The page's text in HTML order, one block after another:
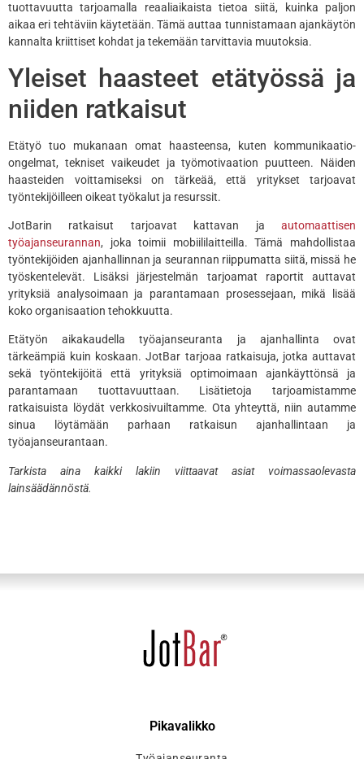
tuottavuutta tarjoamalla reaaliaikaista tietoa siitä, kuinka paljon
aikaa eri tehtäviin käytetään. Tämä auttaa tunnistamaan ajankäytön
kannalta kriittiset kohdat ja tekemään tarvittavia muutoksia.
Yleiset haasteet etätyössä ja
niiden ratkaisut
Etätyö tuo mukanaan omat haasteensa, kuten kommunikaatio-
ongelmat, tekniset vaikeudet ja työmotivaation puutteen. Näiden
haasteiden voittamiseksi on tärkeää, että yritykset tarjoavat
työntekijöilleen oikeat työkalut ja resurssit.
JotBarin ratkaisut tarjoavat kattavan ja automaattisen
työajanseurannan, joka toimii mobiililaitteilla. Tämä mahdollistaa
työntekijöiden ajanhallinnan ja seurannan riippumatta siitä, missä he
työskentelevät. Lisäksi järjestelmän tarjoamat raportit auttavat
yrityksiä analysoimaan ja parantamaan prosessejaan, mikä lisää
koko organisaation tehokkuutta.
Etätyön aikakaudella työajanseuranta ja ajanhallinta ovat
tärkeämpiä kuin koskaan. JotBar tarjoaa ratkaisuja, jotka auttavat
sekä työntekijöitä että yrityksiä optimoimaan ajankäyttönsä ja
parantamaan tuottavuuttaan. Lisätietoja tarjoamistamme
ratkaisuista löydät verkkosivuiltamme. Ota yhteyttä, niin autamme
sinua löytämään parhaan ratkaisun ajanhallintaan ja
työajanseurantaan.
Tarkista aina kaikki lakiin viittaavat asiat voimassaolevasta
lainsäädännöstä.
Pikavalikko